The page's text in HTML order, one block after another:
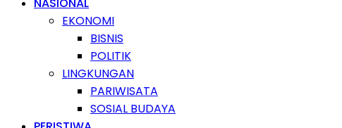
EKONOMI
BISNIS
POLITIK
LINGKUNGAN
PARIWISATA
SOSIAL BUDAYA